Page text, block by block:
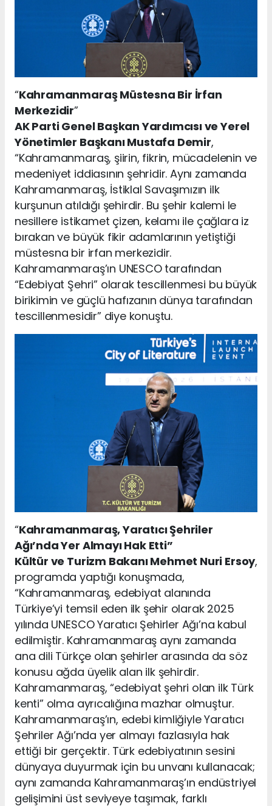
“Kahramanmaraş Müstesna Bir İrfan
Merkezidir”
AK Parti Genel Başkan Yardımcısı ve Yerel
Yönetimler Başkanı Mustafa Demir,
“Kahramanmaraş, şiirin, fikrin, mücadelenin ve
medeniyet iddiasının şehridir. Aynı zamanda
Kahramanmaraş, İstiklal Savaşımızın ilk
kurşunun atıldığı şehirdir. Bu şehir kalemi le
nesillere istikamet çizen, kelamı ile çağlara iz
bırakan ve büyük fikir adamlarının yetiştiği
müstesna bir irfan merkezidir.
Kahramanmaraş’ın UNESCO tarafından
“Edebiyat Şehri” olarak tescillenmesi bu büyük
birikimin ve güçlü hafızanın dünya tarafından
tescillenmesidir” diye konuştu.
“Kahramanmaraş, Yaratıcı Şehriler
Ağı’nda Yer Almayı Hak Etti”
Kültür ve Turizm Bakanı Mehmet Nuri Ersoy,
programda yaptığı konuşmada,
“Kahramanmaraş, edebiyat alanında
Türkiye’yi temsil eden ilk şehir olarak 2025
yılında UNESCO Yaratıcı Şehirler Ağı’na kabul
edilmiştir. Kahramanmaraş aynı zamanda
ana dili Türkçe olan şehirler arasında da söz
konusu ağda üyelik alan ilk şehirdir.
Kahramanmaraş, “edebiyat şehri olan ilk Türk
kenti” olma ayrıcalığına mazhar olmuştur.
Kahramanmaraş’ın, edebi kimliğiyle Yaratıcı
Şehriler Ağı’nda yer almayı fazlasıyla hak
ettiği bir gerçektir. Türk edebiyatının sesini
dünyaya duyurmak için bu unvanı kullanacak;
aynı zamanda Kahramanmaraş’ın endüstriyel
gelişimini üst seviyeye taşımak, farklı